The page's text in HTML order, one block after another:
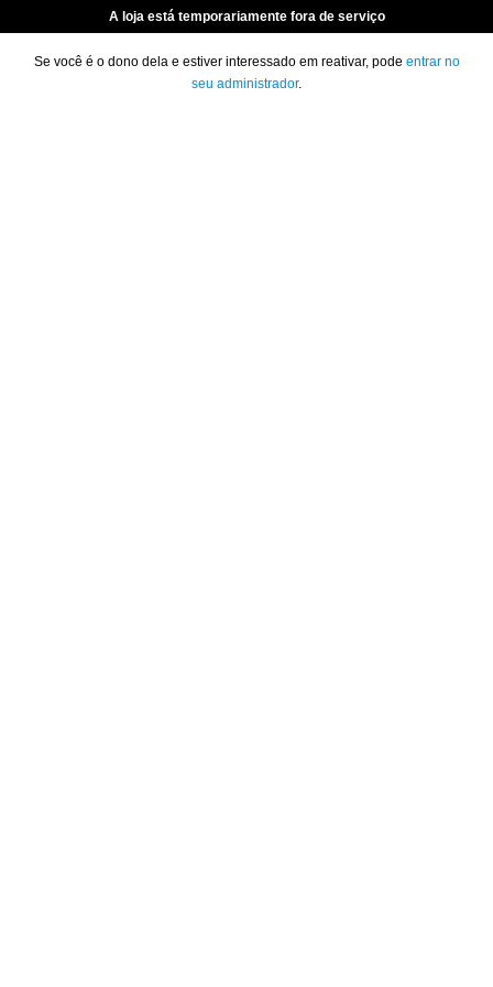
A loja está temporariamente fora de serviço
Se você é o dono dela e estiver interessado em reativar, pode entrar no
seu administrador.